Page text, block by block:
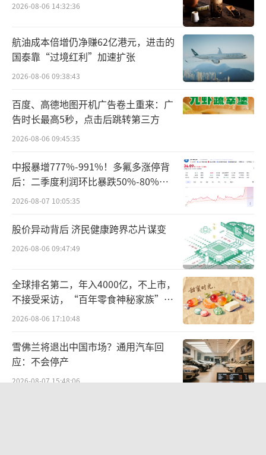
同样是在9月4日晚，三只羊联合创始人卢
文庆发布视频回应相关争议，他表示：关于网
上一直关心的梅菜扣肉等产品的质量和售后问
题。截至目前，我们公司没有收到任何相关部
关于网上谣传的其与女主播沫沫一事，卢
文庆表示已报警处理，公安部门已经受理。此
外，他还承认，在创办三只羊之前，因为当时
的市场规则和制度理解的不够深刻，他走过弯
路，尊重和接受法律的一切判罚。
2026-08-06 14:32:36
航油成本倍增仍净赚62亿港元，进击的
国泰靠“过境红利”加速扩张
2026-08-06 09:38:43
百度、高德地图开机广告卷土重来：广
告时长最高5秒，点击后跳转第三方
2026-08-06 09:45:35
中报暴增777%-991%！多氟多涨停背
后：二季度利润环比暴跌50%-80%，
是黄金坑还是陷阱？
2026-08-07 10:05:35
股价异动背后 济民健康跨界芯片谋变
2026-08-06 09:47:49
全球排名第二，年入4000亿，不上市，
不接受采访，“百年零食神秘家族”浮
出水面？
2026-08-06 17:10:48
雪佛兰将退出中国市场？通用汽车回
应：不会停产
2026-08-07 15:48:06